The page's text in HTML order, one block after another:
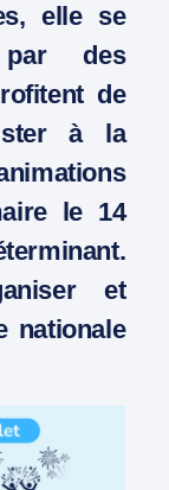
elle se
par des
de
à la
le 14
et
nationale